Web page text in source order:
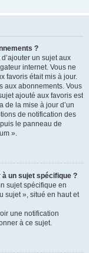
?
un sujet aux
internet. Vous ne
favoris était mis à jour.
aux abonnements. Vous
ajouté aux favoris est
de la mise à jour d’un
de notification des
le panneau de
».
un sujet spécifique ?
sujet spécifique en
sujet », situé en haut et
une notification
à ce sujet.